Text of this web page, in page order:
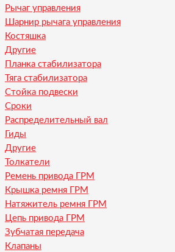
Рычаг управления
Шарнир рычага управления
Костяшка
Другие
Планка стабилизатора
Тяга стабилизатора
Стойка подвески
Сроки
Распределительный вал
Гиды
Другие
Толкатели
Ремень привода ГРМ
Крышка ремня ГРМ
Натяжитель ремня ГРМ
Цепь привода ГРМ
Зубчатая передача
Клапаны